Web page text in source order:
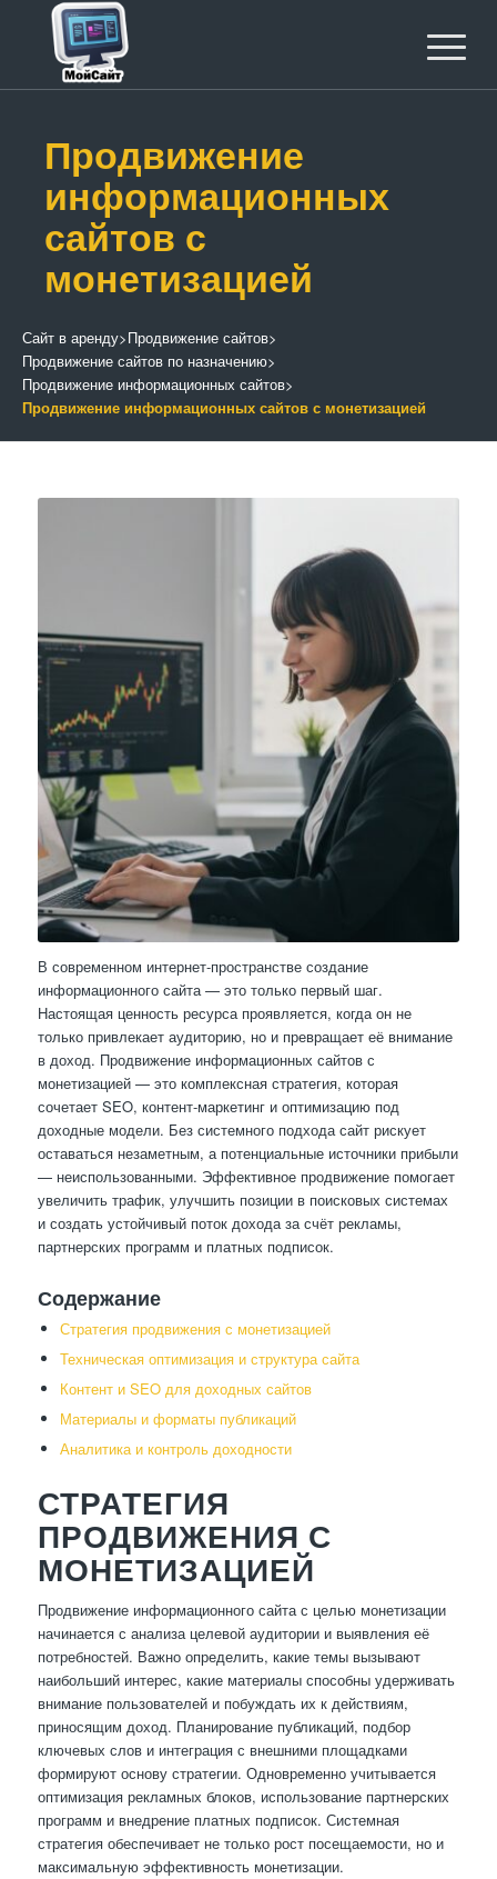
Продвижение
информационных
сайтов с
монетизацией
Сайт в аренду>Продвижение сайтов>
Продвижение сайтов по назначению>
Продвижение информационных сайтов>
Продвижение информационных сайтов с монетизацией
В современном интернет-пространстве создание
информационного сайта — это только первый шаг.
Настоящая ценность ресурса проявляется, когда он не
только привлекает аудиторию, но и превращает её внимание
в доход. Продвижение информационных сайтов с
монетизацией — это комплексная стратегия, которая
сочетает SEO, контент-маркетинг и оптимизацию под
доходные модели. Без системного подхода сайт рискует
оставаться незаметным, а потенциальные источники прибыли
— неиспользованными. Эффективное продвижение помогает
увеличить трафик, улучшить позиции в поисковых системах
и создать устойчивый поток дохода за счёт рекламы,
партнерских программ и платных подписок.
Содержание
Стратегия продвижения с монетизацией
Техническая оптимизация и структура сайта
Контент и SEO для доходных сайтов
Материалы и форматы публикаций
Аналитика и контроль доходности
СТРАТЕГИЯ
ПРОДВИЖЕНИЯ С
МОНЕТИЗАЦИЕЙ
Продвижение информационного сайта с целью монетизации
начинается с анализа целевой аудитории и выявления её
потребностей. Важно определить, какие темы вызывают
наибольший интерес, какие материалы способны удерживать
внимание пользователей и побуждать их к действиям,
приносящим доход. Планирование публикаций, подбор
ключевых слов и интеграция с внешними площадками
формируют основу стратегии. Одновременно учитывается
оптимизация рекламных блоков, использование партнерских
программ и внедрение платных подписок. Системная
стратегия обеспечивает не только рост посещаемости, но и
максимальную эффективность монетизации.